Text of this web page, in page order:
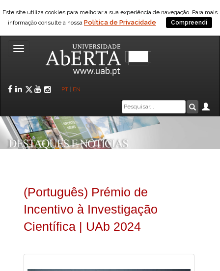
Este site utiliza cookies para melhorar a sua experiência de navegação. Para mais
informação consulte a nossa Política de Privacidade Compreendi
Toggle
Facebook
LinkedIn
Twitter
YouTube
Instagram
PT EN
Caixa
de
pesquisa
(Português) Prémio de
Incentivo à Investigação
Científica | UAb 2024